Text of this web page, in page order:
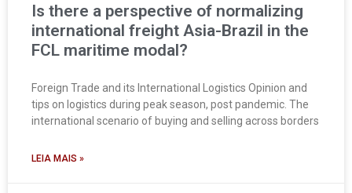
Is there a perspective of normalizing
international freight Asia-Brazil in the
FCL maritime modal?
Foreign Trade and its International Logistics Opinion and
tips on logistics during peak season, post pandemic. The
international scenario of buying and selling across borders
LEIA MAIS »